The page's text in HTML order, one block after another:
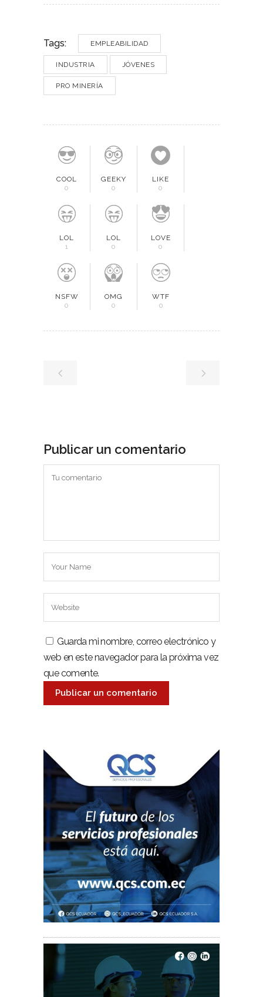
Tags: EMPLEABILIDAD
INDUSTRIA JÓVENES
PRO MINERÍA
COOL
0
GEEKY
0
LIKE
0
LOL
1
LOL
0
LOVE
0
NSFW
0
OMG
0
WTF
0
Publicar un comentario
Guarda mi nombre, correo electrónico y
web en este navegador para la próxima vez
que comente.